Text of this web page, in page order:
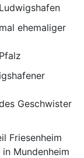
ehemaliger
Geschwister
Friesenheim
Mundenheim